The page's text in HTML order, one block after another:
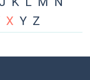
X Y Z